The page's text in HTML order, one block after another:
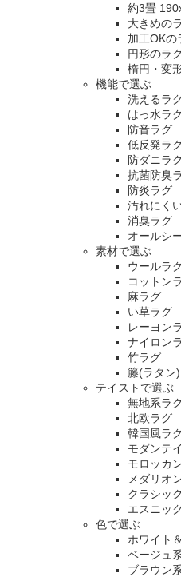
約3畳
大きめの
加工OKの
円形のラ
楕円・変
機能で選ぶ
洗えるラ
はっ水ラ
防音ラグ
低反発ラ
防ダニラ
抗菌防臭
防炎ラグ
汚れにく
消臭ラグ
オールシ
素材で選ぶ
ウールラ
コットン
麻ラグ
い草ラグ
レーヨン
ナイロン
竹ラグ
籐(ラタン
テイストで選ぶ
無地系ラ
北欧ラグ
韓国風ラ
モダンテ
モロッカ
メダリオ
クラシッ
エスニッ
色で選ぶ
ホワイト
ベージュ
ブラウン